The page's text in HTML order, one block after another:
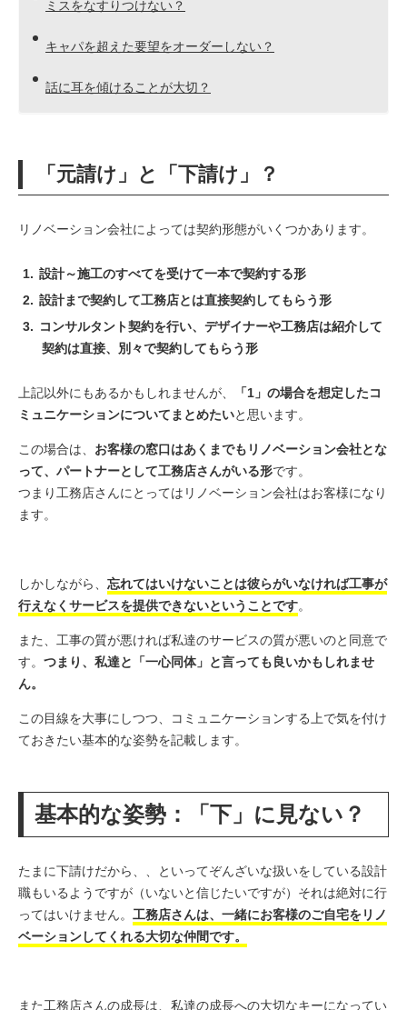
ミスをなすりつけない？
キャパを超えた要望をオーダーしない？
話に耳を傾けることが大切？
「元請け」と「下請け」？
リノベーション会社によっては契約形態がいくつかあります。
設計～施工のすべてを受けて一本で契約する形
設計まで契約して工務店とは直接契約してもらう形
コンサルタント契約を行い、デザイナーや工務店は紹介して
契約は直接、別々で契約してもらう形
上記以外にもあるかもしれませんが、
「1」の場合を想定したコ
ミュニケーションについてまとめたいと思います。
この場合は、 お客様の窓口はあくまでもリノベーション会社とな
って、パートナーとして工務店さんがいる形です。
つまり工務店さんにとってはリノベーション会社はお客様になり
ます。
しかしながら、 忘れてはいけないことは彼らがいなければ工事が
行えなくサービスを提供できないということです。
また、工事の質が悪ければ私達のサービスの質が悪いのと同意で
す。 つまり、私達と「一心同体」と言っても良いかもしれませ
ん。
この目線を大事にしつつ、コミュニケーションする上で気を付け
ておきたい基本的な姿勢を記載します。
基本的な姿勢：「下」に見ない？
たまに下請けだから、、といってぞんざいな扱いをしている設計
職もいるようですが（いないと信じたいですが）それは絶対に行
ってはいけません。 工務店さんは、一緒にお客様のご自宅をリノ
ベーションしてくれる大切な仲間です。
また工務店さんの成長は、私達の成長への大切なキーになってい